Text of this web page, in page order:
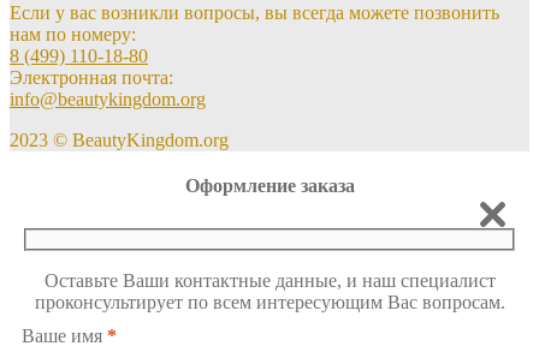
Если у вас возникли вопросы, вы всегда можете позвонить
нам по номеру:
8 (499) 110-18-80
Электронная почта:
info@beautykingdom.org
2023 © BeautyKingdom.org
Оформление заказа
Оставьте Ваши контактные данные, и наш специалист
проконсультирует по всем интересующим Вас вопросам.
Ваше имя *